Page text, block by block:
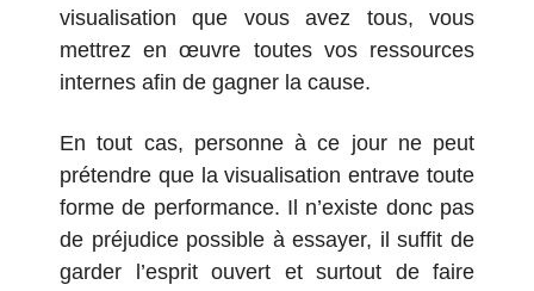
visualisation que vous avez tous, vous
mettrez en œuvre toutes vos ressources
internes afin de gagner la cause.
En tout cas, personne à ce jour ne peut
prétendre que la visualisation entrave toute
forme de performance. Il n’existe donc pas
de préjudice possible à essayer, il suffit de
garder l’esprit ouvert et surtout de faire